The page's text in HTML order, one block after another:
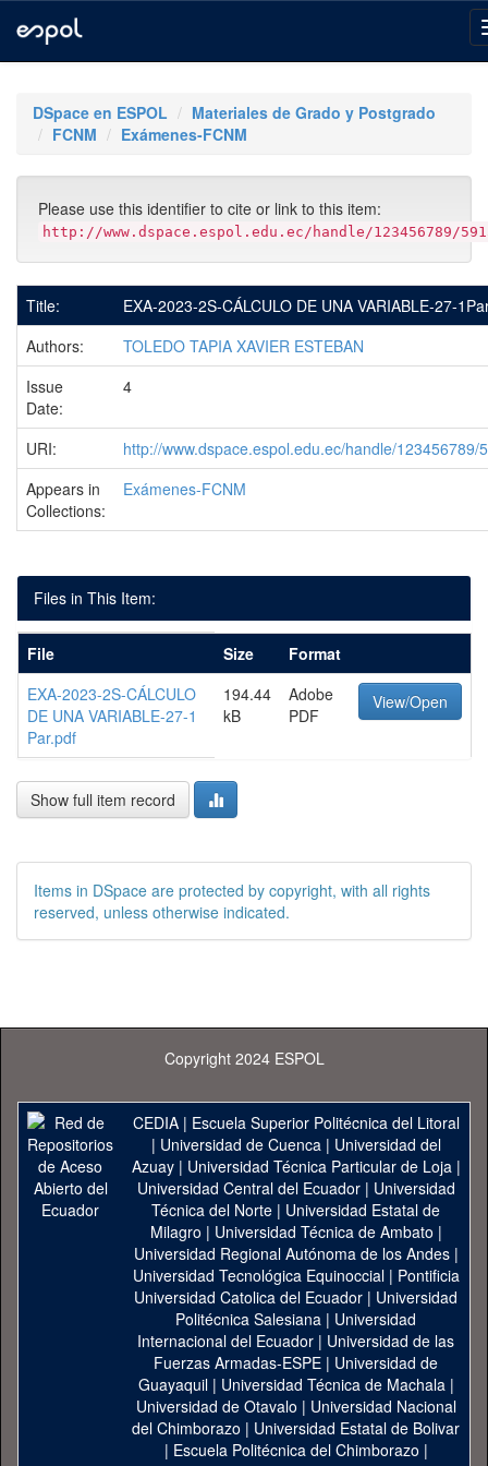
navigationDSpace en ESPOL
Materiales de Grado y Postgrado
FCNM
Exámenes-FCNM
Please use this identifier to cite or link to this item:
http://www.dspace.espol.edu.ec/handle/123456789/
Title:
EXA-2023-2S-CÁLCULO DE UNA VARIABLE-27-
Authors:
TOLEDO TAPIA XAVIER ESTEBAN
Issue
Date:
4
URI:
http://www.dspace.espol.edu.ec/handle/123456789/
Appears in
Collections:
Exámenes-FCNM
Files in This Item:
File Size
Format
EXA-2023-2S-CÁLCULO
DE UNA VARIABLE-27-1
Par.pdf
194.44
kB
Adobe
PDF
View/Open
Show full item record
Items in DSpace are protected by copyright, with all rights
reserved, unless otherwise indicated.
Copyright 2024 ESPOL
CEDIA| Escuela Superior Politécnica del Litoral
| Universidad de Cuenca| Universidad del
Azuay| Universidad Técnica Particular de Loja|
Universidad Central del Ecuador| Universidad
Técnica del Norte | Universidad Estatal de
Milagro | Universidad Técnica de Ambato |
Universidad Regional Autónoma de los Andes|
Universidad Tecnológica Equinoccial| Pontificia
Universidad Catolica del Ecuador | Universidad
Politécnica Salesiana | Universidad
Internacional del Ecuador | Universidad de las
Fuerzas Armadas-ESPE | Universidad de
Guayaquil| Universidad Técnica de Machala|
Universidad de Otavalo | Universidad Nacional
del Chimborazo | Universidad Estatal de Bolivar
| Escuela Politécnica del Chimborazo |